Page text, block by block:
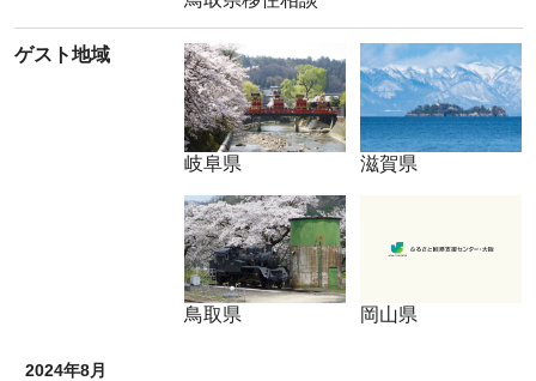
ゲスト地域
岐阜県 滋賀県
鳥取県 岡山県
2024年8月